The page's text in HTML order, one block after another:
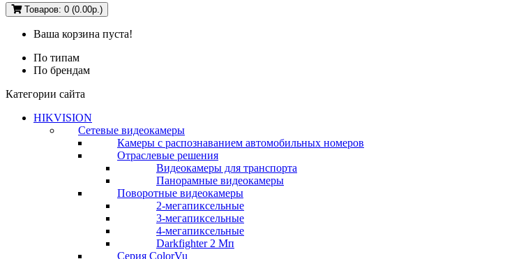
Товаров: 0 (0.00р.)
Ваша корзина пуста!
По типам
По брендам
Категории сайта
HIKVISION
Сетевые видеокамеры
Камеры с распознаванием автомобильных номеров
Отраслевые решения
Видеокамеры для транспорта
Панорамные видеокамеры
Поворотные видеокамеры
2-мегапиксельные
3-мегапиксельные
4-мегапиксельные
Darkfighter 2 Мп
Серия ColorVu